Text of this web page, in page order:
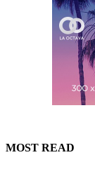
MOST READ